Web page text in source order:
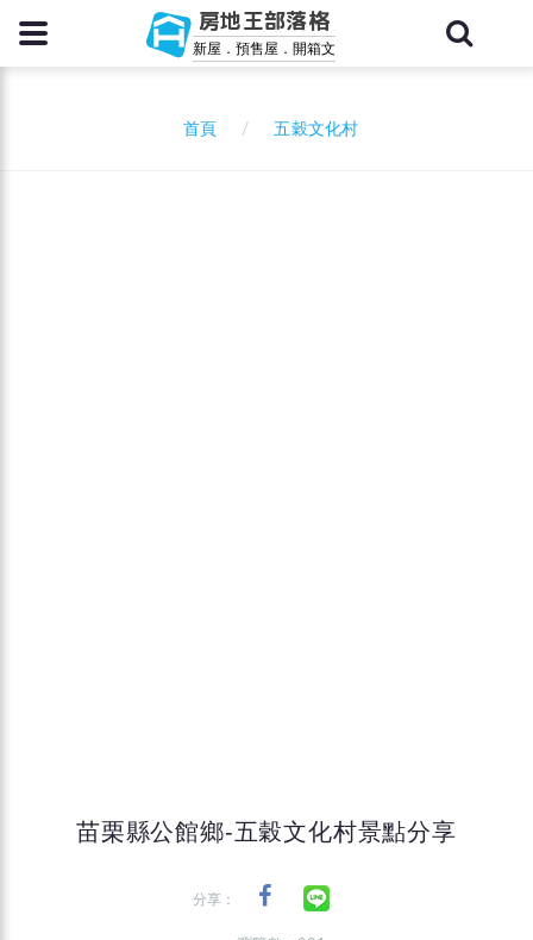
房地王部落格
新屋．預售屋．開箱文
首頁 五穀文化村
苗栗縣公館鄉-五穀文化村景點分享
分享：